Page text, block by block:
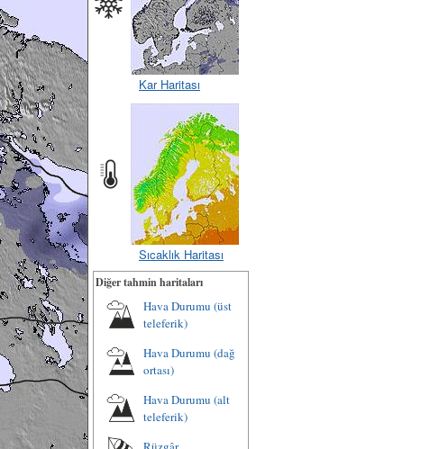
Kar Haritası
Sıcaklık Haritası
Diğer tahmin haritaları
Hava Durumu (üst
teleferik)
Hava Durumu (dağ
ortası)
Hava Durumu (alt
teleferik)